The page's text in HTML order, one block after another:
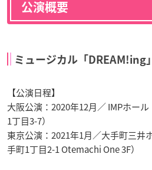
公演概要
ミュージカル「DREAM!ing」
【公演日程】
大阪公演：2020年12月／ IMPホー
1丁目3-7）
東京公演：2021年1月／大手町三井
手町1丁目2-1 Otemachi One 3F）